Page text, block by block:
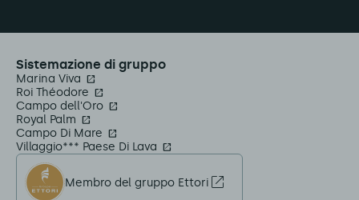
Sistemazione di gruppo
Marina Viva
Roi Théodore
Campo dell'Oro
Royal Palm
Campo Di Mare
Villaggio*** Paese Di Lava
Membro del gruppo Ettori